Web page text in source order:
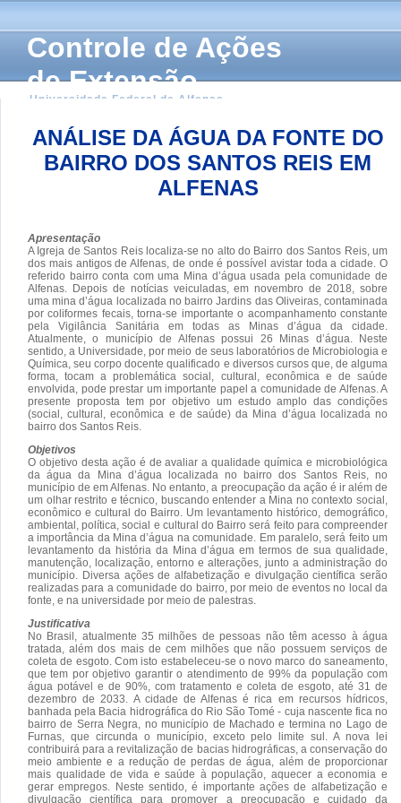
Controle de Ações
de Extensão
Universidade Federal de Alfenas
ANÁLISE DA ÁGUA DA FONTE DO
BAIRRO DOS SANTOS REIS EM
ALFENAS
Apresentação
A Igreja de Santos Reis localiza-se no alto do Bairro dos Santos Reis, um
dos mais antigos de Alfenas, de onde é possível avistar toda a cidade. O
referido bairro conta com uma Mina d’água usada pela comunidade de
Alfenas. Depois de notícias veiculadas, em novembro de 2018, sobre
uma mina d’água localizada no bairro Jardins das Oliveiras, contaminada
por coliformes fecais, torna-se importante o acompanhamento constante
pela Vigilância Sanitária em todas as Minas d’água da cidade.
Atualmente, o município de Alfenas possui 26 Minas d’água. Neste
sentido, a Universidade, por meio de seus laboratórios de Microbiologia e
Química, seu corpo docente qualificado e diversos cursos que, de alguma
forma, tocam a problemática social, cultural, econômica e de saúde
envolvida, pode prestar um importante papel a comunidade de Alfenas. A
presente proposta tem por objetivo um estudo amplo das condições
(social, cultural, econômica e de saúde) da Mina d’água localizada no
bairro dos Santos Reis.
Objetivos
O objetivo desta ação é de avaliar a qualidade química e microbiológica
da água da Mina d’água localizada no bairro dos Santos Reis, no
município de em Alfenas. No entanto, a preocupação da ação é ir além de
um olhar restrito e técnico, buscando entender a Mina no contexto social,
econômico e cultural do Bairro. Um levantamento histórico, demográfico,
ambiental, política, social e cultural do Bairro será feito para compreender
a importância da Mina d’água na comunidade. Em paralelo, será feito um
levantamento da história da Mina d’água em termos de sua qualidade,
manutenção, localização, entorno e alterações, junto a administração do
município. Diversa ações de alfabetização e divulgação científica serão
realizadas para a comunidade do bairro, por meio de eventos no local da
fonte, e na universidade por meio de palestras.
Justificativa
No Brasil, atualmente 35 milhões de pessoas não têm acesso à água
tratada, além dos mais de cem milhões que não possuem serviços de
coleta de esgoto. Com isto estabeleceu-se o novo marco do saneamento,
que tem por objetivo garantir o atendimento de 99% da população com
água potável e de 90%, com tratamento e coleta de esgoto, até 31 de
dezembro de 2033. A cidade de Alfenas é rica em recursos hídricos,
banhada pela Bacia hidrográfica do Rio São Tomé - cuja nascente fica no
bairro de Serra Negra, no município de Machado e termina no Lago de
Furnas, que circunda o município, exceto pelo limite sul. A nova lei
contribuirá para a revitalização de bacias hidrográficas, a conservação do
meio ambiente e a redução de perdas de água, além de proporcionar
mais qualidade de vida e saúde à população, aquecer a economia e
gerar empregos. Neste sentido, é importante ações de alfabetização e
divulgação científica para promover a preocupação e cuidado da